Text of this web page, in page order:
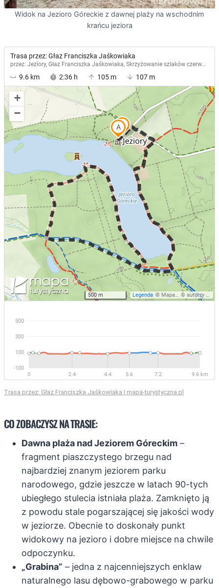
Widok na Jezioro Góreckie z dawnej plaży na wschodnim
krańcu jeziora
Trasa przez: Głaz Franciszka Jaśkowiaka | mapa-turystyczna.pl
CO ZOBACZYSZ NA TRASIE:
Dawna plaża nad Jeziorem Góreckim –
fragment piaszczystego brzegu nad
najbardziej znanym jeziorem parku
narodowego, gdzie jeszcze w latach 90-tych
ubiegłego stulecia istniała plaża. Zamknięto ją
z powodu stale pogarszającej się jakości wody
w jeziorze. Obecnie to doskonały punkt
widokowy na jezioro i dobre miejsce na chwile
odpoczynku.
„Grabina” – jedna z najcenniejszych enklaw
naturalnego lasu dębowo-grabowego w parku